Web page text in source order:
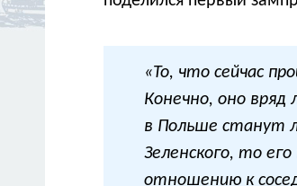
«То, что сейчас
Конечно, оно
в Польше станут
Зеленского, то
отношению к